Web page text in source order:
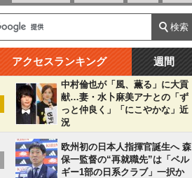
アクセスランキング 週間
中村倫也が「風、薫る」に大貢
献…妻・水卜麻美アナとの「ず
っと仲良く」「にこやかな」近
況
欧州初の日本人指揮官誕生へ 森
保一監督の“再就職先”は「ベル
ギー1部の日系クラブ」一択か